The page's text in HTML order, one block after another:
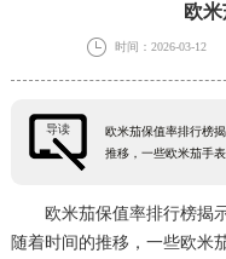
节假日正常营业！
欧
 时间：2026-03-12
导读
欧米茄保值率排行榜
推移，一些欧米茄手
欧米茄保值率排行榜揭示
随着时间的推移，一些欧米